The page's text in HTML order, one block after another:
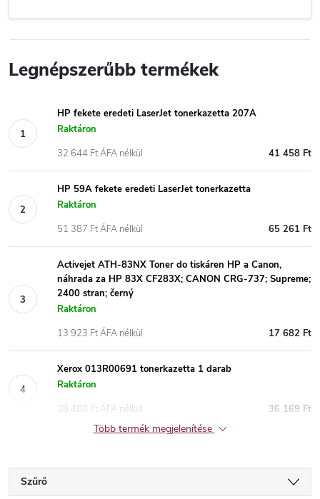
Legnépszerűbb termékek
HP fekete eredeti LaserJet tonerkazetta 207A
Raktáron
41 458 Ft
32 644 Ft ÁFA nélkül
HP 59A fekete eredeti LaserJet tonerkazetta
Raktáron
65 261 Ft
51 387 Ft ÁFA nélkül
Activejet ATH-83NX Toner do tiskáren HP a Canon,
náhrada za HP 83X CF283X; CANON CRG-737; Supreme;
2400 stran; černý
Raktáron
17 682 Ft
13 923 Ft ÁFA nélkül
Xerox 013R00691 tonerkazetta 1 darab
Raktáron
36 169 Ft
28 480 Ft ÁFA nélkül
Több termék megjelenítése
Szűrő